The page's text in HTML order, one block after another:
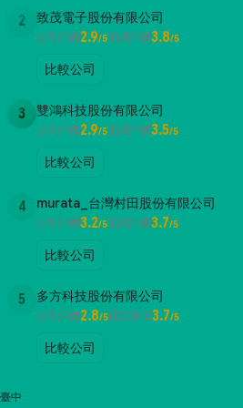
2 致茂電子股份有限公司
公司評價2.9/5面試評價3.8/5
比較公司
3 雙鴻科技股份有限公司
公司評價2.9/5面試評價3.5/5
比較公司
4 murata_台灣村田股份有限公司
公司評價3.2/5面試評價3.7/5
比較公司
5 多方科技股份有限公司
公司評價2.8/5面試評價3.7/5
比較公司
臺中